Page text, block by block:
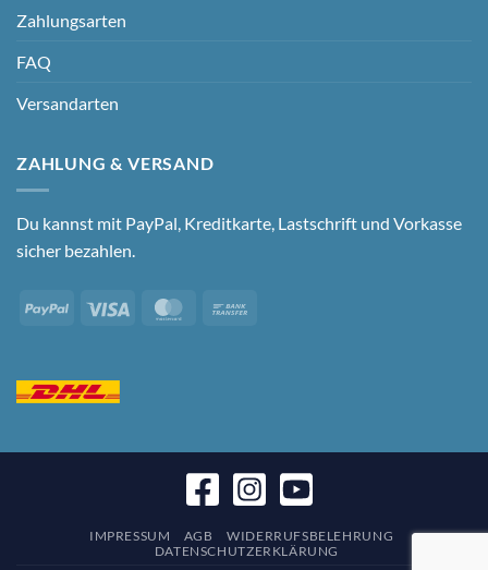
Zahlungsarten
FAQ
Versandarten
ZAHLUNG & VERSAND
Du kannst mit PayPal, Kreditkarte, Lastschrift und Vorkasse
sicher bezahlen.
PayPal Visa MasterCard
IMPRESSUM AGB
WIDERRUFSBELEHRUNG
DATENSCHUTZERKLÄRUNG